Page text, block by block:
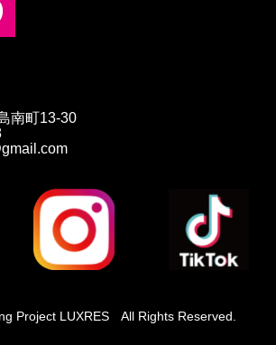
南町13-30
Project LUXRES All Rights Reserved.